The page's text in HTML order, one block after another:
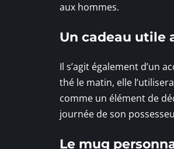
aux hommes.
Un cadeau utile
Il s’agit également d’un
thé le matin, elle
comme un élément de
journée de son
Le mug